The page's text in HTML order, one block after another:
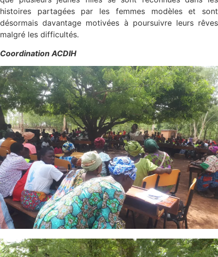
histoires partagées par les femmes modèles et sont
désormais davantage motivées à poursuivre leurs rêves
malgré les difficultés.
Coordination ACDIH